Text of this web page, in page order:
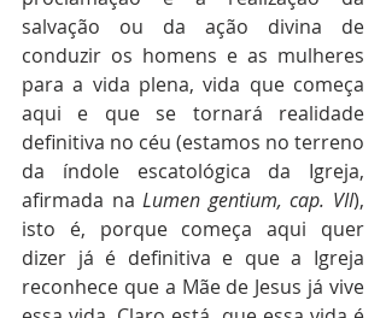
salvação ou da ação divina de
conduzir os homens e as mulheres
para a vida plena, vida que começa
aqui e que se tornará realidade
definitiva no céu (estamos no terreno
da índole escatológica da Igreja,
afirmada na Lumen gentium, cap. VII),
isto é, porque começa aqui quer
dizer já é definitiva e que a Igreja
reconhece que a Mãe de Jesus já vive